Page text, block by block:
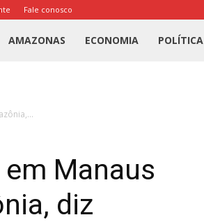
Fale conosco
AMAZONAS ECONOMIA POLÍTICA
em Manaus
diz